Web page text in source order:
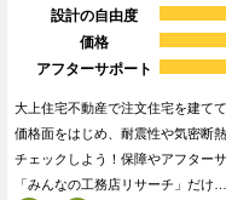
設計の自由度
価格
アフターサポート
大上住宅不動産で注文住宅を建て
価格面をはじめ、耐震性や気密断
チェックしよう！保障やアフター
「みんなの工務店リサーチ」だけ…